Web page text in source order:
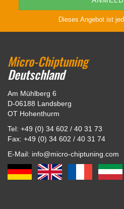
Dieses Angebot ist
Micro-Chiptuning
Deutschland
Am Mühlberg 6
D-06188 Landsberg
OT Hohenthurm
Tel: +49 (0) 34 602 / 40 31 73
Fax: +49 (0) 34 602 / 40 31 74
E-Mail: info@micro-chiptuning.com